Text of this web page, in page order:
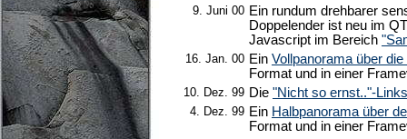
9. Juni 00 Ein rundum drehbarer
Doppelender ist neu im
Javascript im Bereich
16. Jan. 00 Ein Vollpanorama über
Format und in einer
10. Dez. 99 Die "Nicht so ernst.."-
4. Dez. 99 Ein Halbpanorama über
Format und in einer